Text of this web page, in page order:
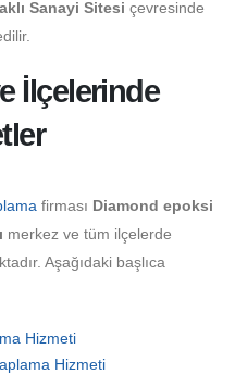
Sanayi Sitesi çevresinde
İlçelerinde
firması Diamond epoksi
merkez ve tüm ilçelerde
Aşağıdaki başlıca
Hizmeti
Hizmeti